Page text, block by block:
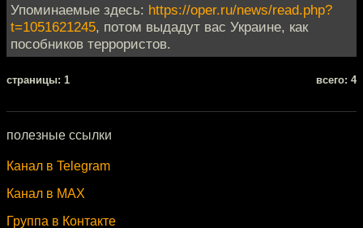
Упоминаемые здесь: https://oper.ru/news/read.php?
t=1051621245, потом выдадут вас Украине, как
пособников террористов.
cтраницы: 1 всего: 4
полезные ссылки
Канал в Telegram
Канал в MAX
Группа в Контакте